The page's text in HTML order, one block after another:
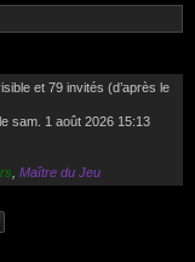
et 79 invités (d’après le
, le sam. 1 août 2026 15:13
Maître du Jeu